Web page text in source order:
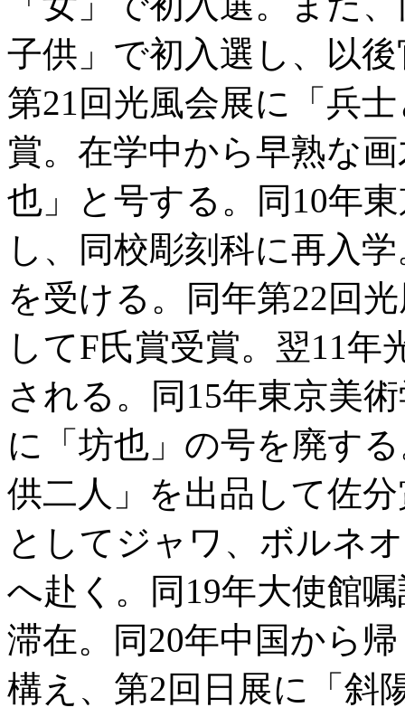
子供」で初入選し、以
第21回光風会展に「兵
賞。在学中から早熟な
也」と号する。同10年
し、同校彫刻科に再入
を受ける。同年第22回
してF氏賞受賞。翌11年
される。同15年東京美
に「坊也」の号を廃す
供二人」を出品して佐
としてジャワ、ボルネ
へ赴く。同19年大使館
滞在。同20年中国から
構え、第2回日展に「斜